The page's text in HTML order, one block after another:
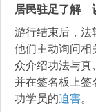
居民驻足了解
游行结束后，法
他们主动询问相
众介绍功法与真
并在签名板上签
功学员的迫害。